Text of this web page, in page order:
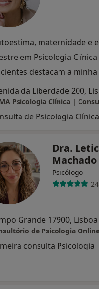
maternidade e
em Psicologia Clínica
destacam a
da Liberdade 200,
de Psicologia Clínica
Dra.
Machado
Psicólogo
Grande 17900, Lisboa
de Psicologia
consulta Psicologia